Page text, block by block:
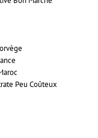
Peu Coûteux